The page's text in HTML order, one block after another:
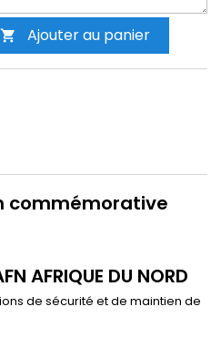
 Ajouter au panier
commémorative
AFRIQUE DU NORD
de sécurité et de maintien de